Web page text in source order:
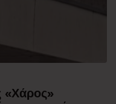
«Χάρος»